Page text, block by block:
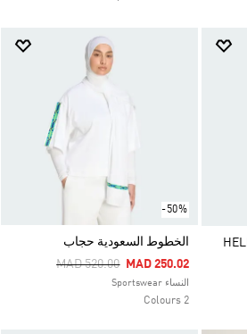
-50%
الخطوط السعودية حجاب
Price Reduced From
MAD 520.00ToMAD 250.02
النساء Sportswear
2 Colours